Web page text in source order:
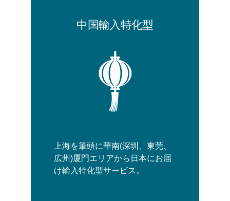
中国輸入特化型
上海を筆頭に華南(深圳、東莞、
広州)厦門エリアから日本にお届
け輸入特化型サービス。